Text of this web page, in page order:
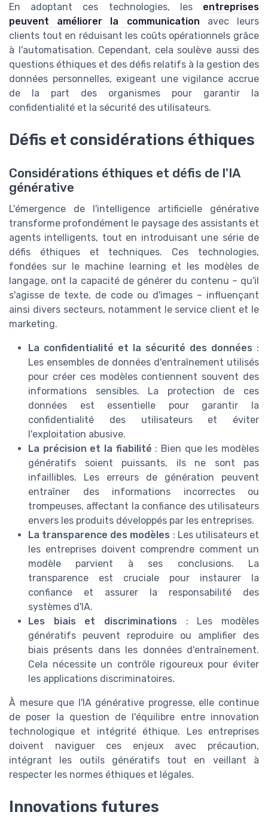
En adoptant ces technologies, les entreprises
peuvent améliorer la communication avec leurs
clients tout en réduisant les coûts opérationnels grâce
à l'automatisation. Cependant, cela soulève aussi des
questions éthiques et des défis relatifs à la gestion des
données personnelles, exigeant une vigilance accrue
de la part des organismes pour garantir la
confidentialité et la sécurité des utilisateurs.
Défis et considérations éthiques
Considérations éthiques et défis de l'IA
générative
L'émergence de l'intelligence artificielle générative
transforme profondément le paysage des assistants et
agents intelligents, tout en introduisant une série de
défis éthiques et techniques. Ces technologies,
fondées sur le machine learning et les modèles de
langage, ont la capacité de générer du contenu – qu'il
s'agisse de texte, de code ou d'images – influençant
ainsi divers secteurs, notamment le service client et le
marketing.
La confidentialité et la sécurité des données :
Les ensembles de données d'entraînement utilisés
pour créer ces modèles contiennent souvent des
informations sensibles. La protection de ces
données est essentielle pour garantir la
confidentialité des utilisateurs et éviter
l'exploitation abusive.
La précision et la fiabilité : Bien que les modèles
génératifs soient puissants, ils ne sont pas
infaillibles. Les erreurs de génération peuvent
entraîner des informations incorrectes ou
trompeuses, affectant la confiance des utilisateurs
envers les produits développés par les entreprises.
La transparence des modèles : Les utilisateurs et
les entreprises doivent comprendre comment un
modèle parvient à ses conclusions. La
transparence est cruciale pour instaurer la
confiance et assurer la responsabilité des
systèmes d'IA.
Les biais et discriminations : Les modèles
génératifs peuvent reproduire ou amplifier des
biais présents dans les données d'entraînement.
Cela nécessite un contrôle rigoureux pour éviter
les applications discriminatoires.
À mesure que l'IA générative progresse, elle continue
de poser la question de l'équilibre entre innovation
technologique et intégrité éthique. Les entreprises
doivent naviguer ces enjeux avec précaution,
intégrant les outils génératifs tout en veillant à
respecter les normes éthiques et légales.
Innovations futures